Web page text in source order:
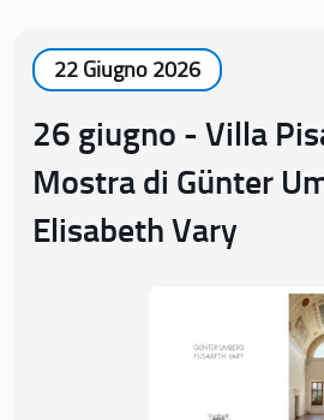
22 Giugno 2026
26 giugno - Villa
Mostra di Günter
Elisabeth Vary